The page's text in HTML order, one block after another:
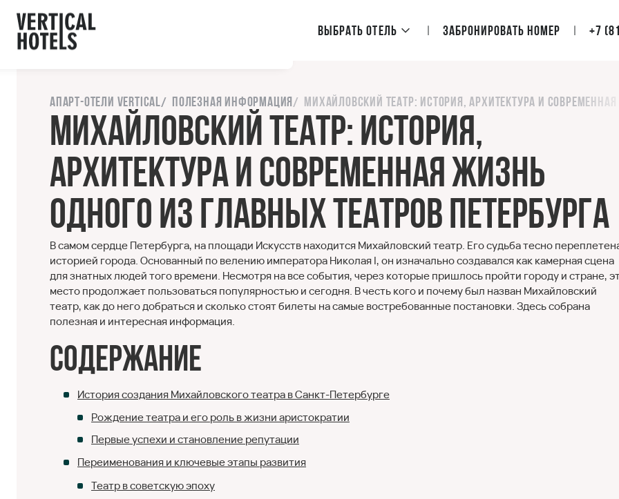
Выбрать отель Забронировать номер +7
Апарт-отели Vertical Полезная информация Михайловский театр: история, архитектура и
Михайловский театр: история,
архитектура и современная жизнь
одного из главных театров Петербурга
В самом сердце Петербурга, на площади Искусств находится Михайловский театр. Его судьба тесно
историей города. Основанный по велению императора Николая I, он изначально создавался как камерная сцена
для знатных людей того времени. Несмотря на все события, через которые пришлось пройти городу и стране,
место продолжает пользоваться популярностью и сегодня. В честь кого и почему был назван Михайловский
театр, как до него добраться и сколько стоят билеты на самые востребованные постановки. Здесь собрана
полезная и интересная информация.
Содержание
История создания Михайловского театра в Санкт-Петербурге
Рождение театра и его роль в жизни аристократии
Первые успехи и становление репутации
Переименования и ключевые этапы развития
Театр в советскую эпоху
с сайтом.